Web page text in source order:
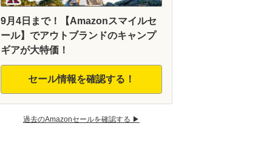
9月4日まで！【Amazonスマイルセ
ール】でアウトブランドのキャンプ
ギアが大特価！
セール情報を確認する！
過去のAmazonセールを確認する ▶︎